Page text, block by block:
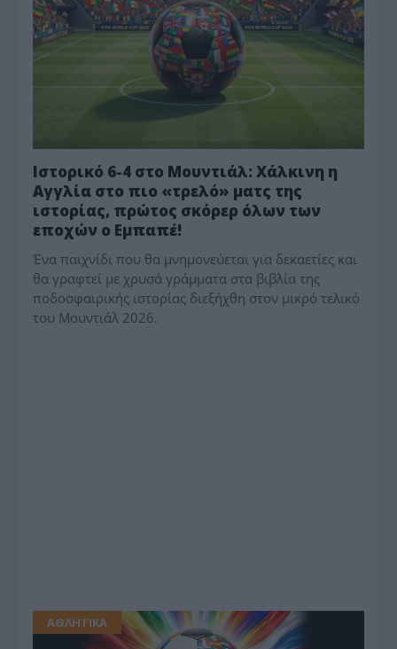
Ιστορικό 6-4 στο Μουντιάλ: Χάλκινη η
Αγγλία στο πιο «τρελό» ματς της
ιστορίας, πρώτος σκόρερ όλων των
εποχών ο Εμπαπέ!
Ένα παιχνίδι που θα μνημονεύεται για δεκαετίες και
θα γραφτεί με χρυσά γράμματα στα βιβλία της
ποδοσφαιρικής ιστορίας διεξήχθη στον μικρό τελικό
του Μουντιάλ 2026.
ΑΘΛΗΤΙΚΑ